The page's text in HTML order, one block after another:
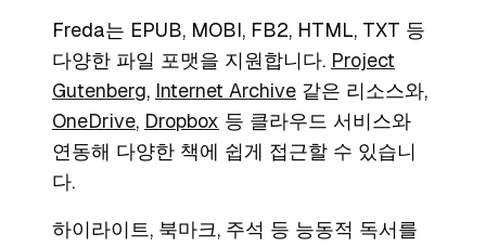
Freda는 EPUB, MOBI, FB2, HTML, TXT 등
다양한 파일 포맷을 지원합니다. Project
Gutenberg, Internet Archive 같은 리소스와,
OneDrive, Dropbox 등 클라우드 서비스와
연동해 다양한 책에 쉽게 접근할 수 있습니
다.
하이라이트, 북마크, 주석 등 능동적 독서를